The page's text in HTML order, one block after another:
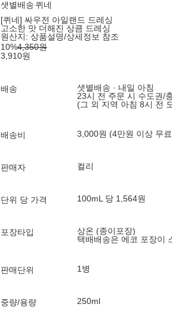
샛별배송 퀴네
[퀴네] 싸우전 아일랜드 드레싱
고소한 맛 더해진 상큼 드레싱
원산지: 상품설명/상세정보 참조
10%4,350원
3,910원
배송
샛별배송 · 내일 아침
23시 전 주문 시 수도권/
(그 외 지역 아침 8시 전
배송비 3,000원 (4만원 이상 무
판매자 컬리
단위 당 가격 100mL 당 1,564원
포장타입
상온 (종이포장)
택배배송은 에코 포장이
판매단위 1병
중량/용량 250ml